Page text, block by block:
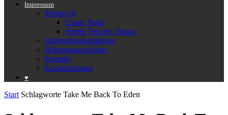
Impressum
#teamcyb
Unser Team
Werde Teil des Teams
Datenschutzerklärung
Haftungsausschluss
Kontakt
Kooperationen
♥️
Start Schlagworte Take Me Back To Eden